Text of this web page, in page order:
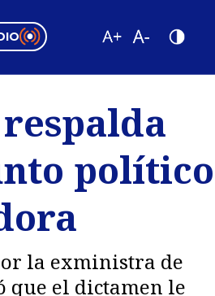
la exministra de
que el dictamen le